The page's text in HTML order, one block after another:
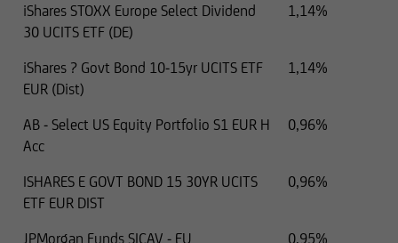
iShares STOXX Europe Select Dividend
30 UCITS ETF (DE)
1,14%
iShares ? Govt Bond 10-15yr UCITS ETF
EUR (Dist)
1,14%
AB - Select US Equity Portfolio S1 EUR H
Acc
0,96%
ISHARES E GOVT BOND 15 30YR UCITS
ETF EUR DIST
0,96%
JPMorgan Funds SICAV - EU
0,95%
conformarsi.
sono stati e non saranno registrati ai sensi
dell'U.S. Securities Act del 1933 e successive
modifiche e, pertanto, non possono essere
sulla base di esenzioni applicabili ai sensi del
Securities Act.